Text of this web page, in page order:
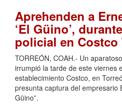
Aprehenden a
‘El Güino’,
policial en
TORREÓN, COAH.- Un
irrumpió la tarde de este viernes
establecimiento Costco, en
presunta captura del empresario
Güino”.